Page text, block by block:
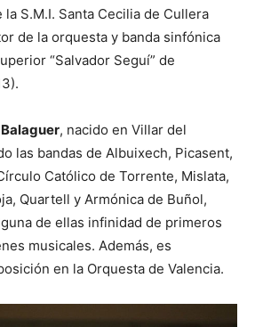
S.M.I. Santa Cecilia de Cullera
de la orquesta y banda sinfónica
“Salvador Seguí” de
, nacido en Villar del
las bandas de Albuixech, Picasent,
Católico de Torrente, Mislata,
Quartell y Armónica de Buñol,
de ellas infinidad de primeros
musicales. Además, es
en la Orquesta de Valencia.